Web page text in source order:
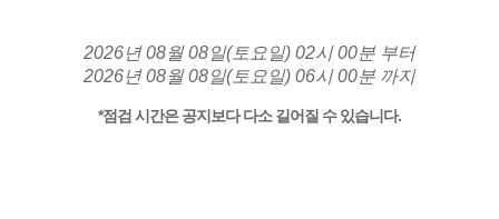
2026년 08월 08일(토요일) 02시 00분 부터
2026년 08월 08일(토요일) 06시 00분 까지
*점검 시간은 공지보다 다소 길어질 수 있습니다.